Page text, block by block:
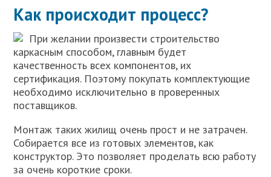
Как происходит процесс?
При желании произвести строительство
каркасным способом, главным будет
качественность всех компонентов, их
сертификация. Поэтому покупать комплектующие
необходимо исключительно в проверенных
поставщиков.
Монтаж таких жилищ очень прост и не затрачен.
Собирается все из готовых элементов, как
конструктор. Это позволяет проделать всю работу
за очень короткие сроки.